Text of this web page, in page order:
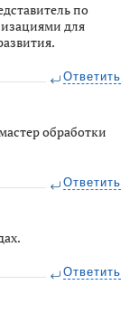
по
для
Ответить
обработки
Ответить
Ответить